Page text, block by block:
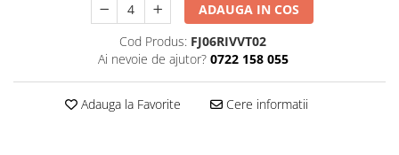
Ghivece si jardiniere
Textile pentru casa
ADAUGA IN COS
Cod Produs: FJ06RIVVT02
Ai nevoie de ajutor? 0722 158 055
Adauga la Favorite Cere informatii